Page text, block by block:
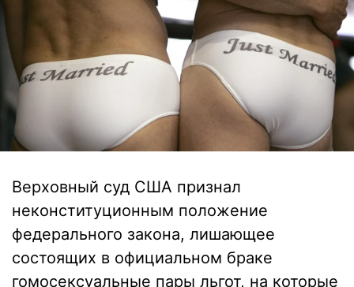
Верховный суд США признал
неконституционным положение
федерального закона, лишающее
состоящих в официальном браке
гомосексуальные пары льгот, на которые